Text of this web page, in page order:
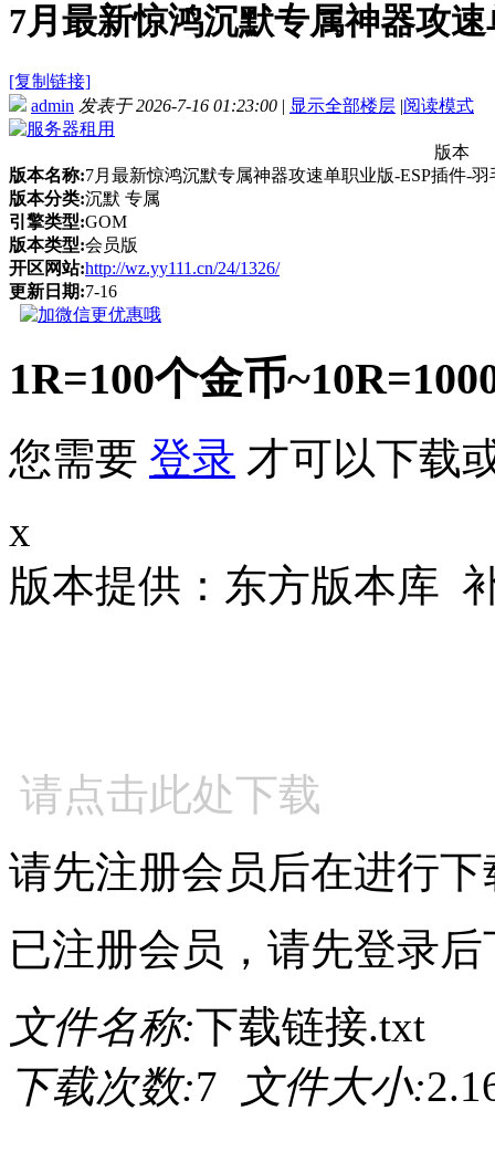
7月最新惊鸿沉默专属神器攻
[复制链接]
admin 发表于 2026-7-16 01:23:00 | 显示全部楼层 |阅读模式
版本
版本名称:7月最新惊鸿沉默专属神器攻速单职业版-ESP插件-
版本分类:沉默 专属
引擎类型:GOM
版本类型:会员版
开区网站:http://wz.yy111.cn/24/1326/
更新日期:7-16
1R=100个金币
您需要 登录 才可以下载
x
版本提供：东方版本库
请点击此处下载
请先注册会员后在进行下
已注册会员，请先登录后
文件名称:下载链接.txt
下载次数:7 文件大小: